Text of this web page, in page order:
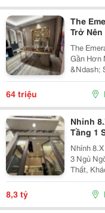
The
Trở
The
Gần Hơn
&Ndash;
Tp.hcm
Tiềm
Chính
64 triệu
Nhỉnh
Tầng 1
Nhỉnh
3 Ngủ
Thất, Khách
8,3 tỷ